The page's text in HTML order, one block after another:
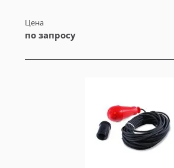
Цена
по запросу